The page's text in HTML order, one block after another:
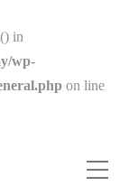
in
wp-
on line